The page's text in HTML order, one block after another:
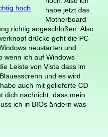
hoch
habe jetzt das
Motherboard
richtig angeschloßen. Also
drücke geht die PC
neustarten und
wenn ich auf Windows
Leiste von Vista dass im
und es wird
auch mit gelieferte CD
dich nachricht, dass mein
ich in BIOs ändern was